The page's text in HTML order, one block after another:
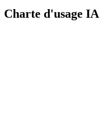
Charte d'usage IA